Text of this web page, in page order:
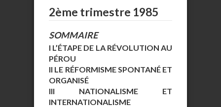
2ème trimestre 1985
SOMMAIRE
I L’ÉTAPE DE LA RÉVOLUTION AU
PÉROU
II LE RÉFORMISME SPONTANÉ ET
ORGANISÉ
III NATIONALISME ET
INTERNATIONALISME